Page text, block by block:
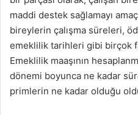
maddi destek sağlamayı
bireylerin çalışma süreleri,
emeklilik tarihleri gibi birçok
Emeklilik maaşının
dönemi boyunca ne kadar
primlerin ne kadar olduğu